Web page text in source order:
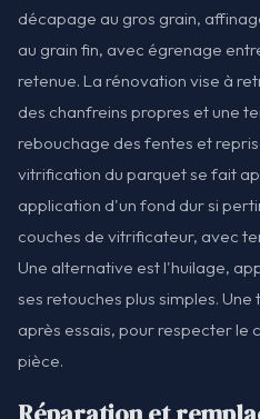
décapage au gros grain,
au grain fin, avec égrenage
retenue. La rénovation vise à
des chanfreins propres et une
rebouchage des fentes et
vitrification du parquet se fait
application d'un fond dur si
couches de vitrificateur, avec
Une alternative est l'huilage,
ses retouches plus simples.
après essais, pour respecter le
pièce.